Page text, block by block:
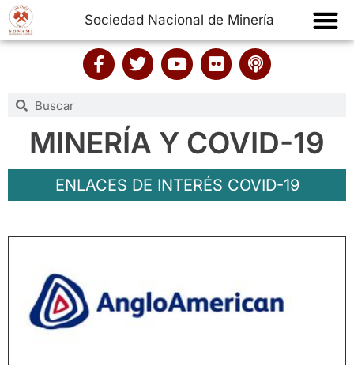
Sociedad Nacional de Minería
MINERÍA Y COVID-19
ENLACES DE INTERÉS COVID-19